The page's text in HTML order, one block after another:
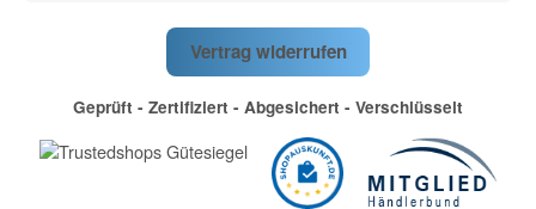
Vertrag widerrufen
Geprüft - Zertifiziert - Abgesichert - Verschlüsselt